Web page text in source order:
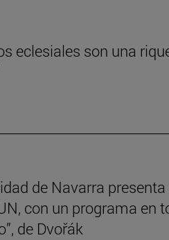
eclesiales son una
de Navarra presenta
con un programa en
de Dvořák